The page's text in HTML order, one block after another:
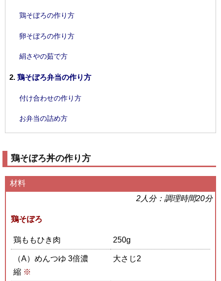
鶏そぼろの作り方
卵そぼろの作り方
絹さやの茹で方
鶏そぼろ弁当の作り方
付け合わせの作り方
お弁当の詰め方
鶏そぼろ丼の作り方
材料
2人分：調理時間20分
鶏そぼろ
鶏ももひき肉 250g
（A）めんつゆ 3倍濃
縮 ※
大さじ2